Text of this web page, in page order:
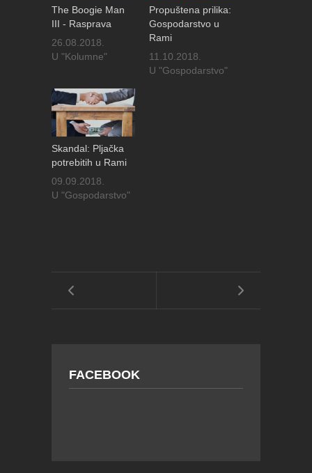
The Boogie Man
III - Rasprava
26.08.2018.
U "Kolumne"
Propuštena prilika:
Gospodarstvo u
Rami
11.10.2018.
U "Gospodarstvo"
Skandal: Pljačka
potrebitih u Rami
09.09.2018.
U "Gospodarstvo"
FACEBOOK